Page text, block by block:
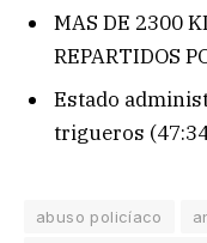
MAS DE 2300
REPARTIDOS
Estado
trigueros
abuso policíaco